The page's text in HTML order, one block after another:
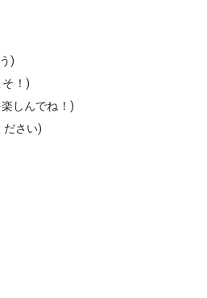
)
！)
しんでね！)
ださい)